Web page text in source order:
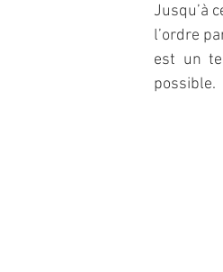
Jusqu’à
l’ordre
est un
possible.